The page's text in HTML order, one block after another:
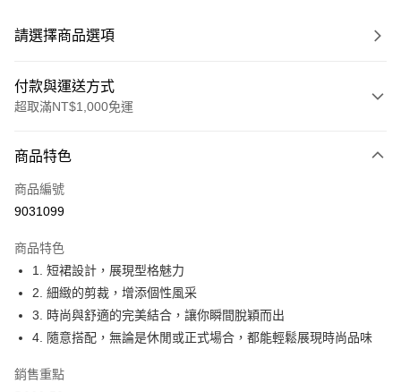
請選擇商品選項
付款與運送方式
超取滿NT$1,000免運
信用卡一次付款
Apple Pay
運送方式
付款後全家取貨
每筆NT$60，滿NT$1,000(含以上)免運費
商品特色
商品編號
9031099
商品特色
1. 短裙設計，展現型格魅力
2. 細緻的剪裁，增添個性風采
3. 時尚與舒適的完美結合，讓你瞬間脫穎而出
4. 隨意搭配，無論是休閒或正式場合，都能輕鬆展現時尚品味
銷售重點